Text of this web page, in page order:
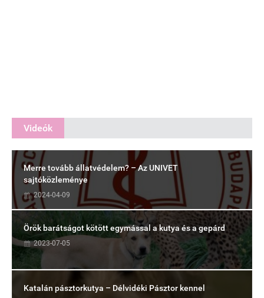
Videók
Merre tovább állatvédelem? – Az UNIVET
sajtóközleménye
2024-04-09
Örök barátságot kötött egymással a kutya és a gepárd
2023-07-05
Katalán pásztorkutya – Délvidéki Pásztor kennel